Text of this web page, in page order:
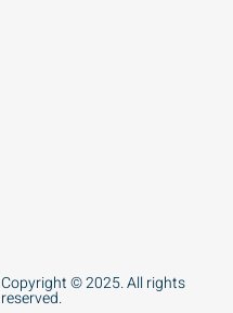
Copyright © 2025. All rights
reserved.